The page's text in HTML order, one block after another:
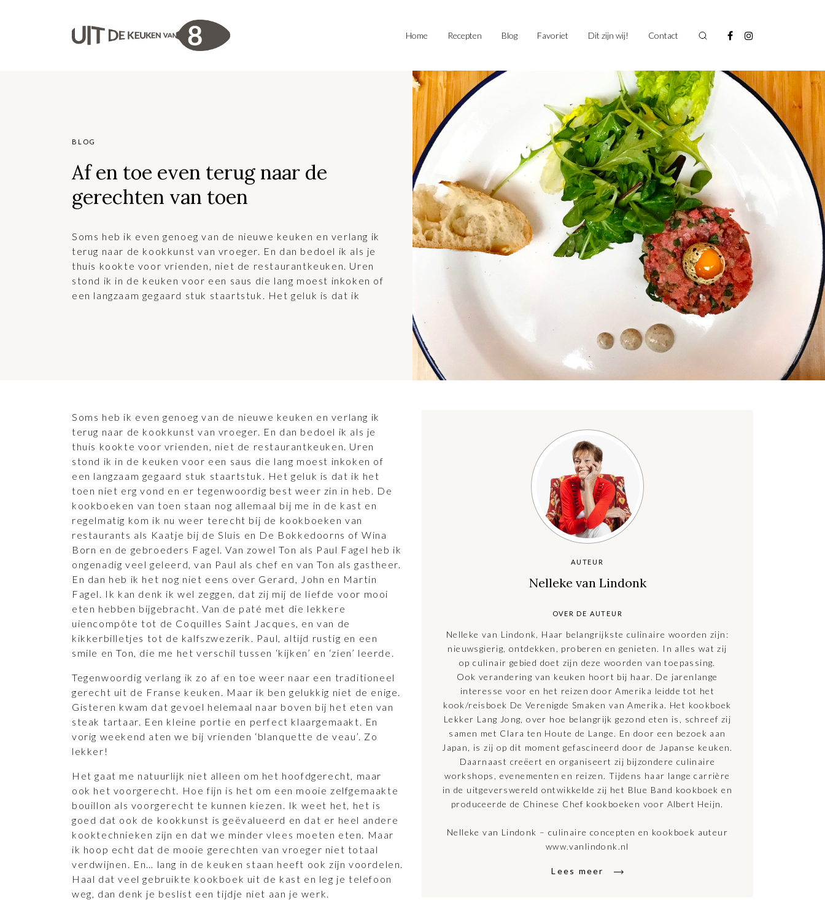
Home Recepten Blog Favoriet Dit zijn wij! Contact
BLOG
Af en toe even terug naar de
gerechten van toen
Soms heb ik even genoeg van de nieuwe keuken en verlang ik
terug naar de kookkunst van vroeger. En dan bedoel ik als je
thuis kookte voor vrienden, niet de restaurantkeuken. Uren
stond ik in de keuken voor een saus die lang moest inkoken of
een langzaam gegaard stuk staartstuk. Het geluk is dat ik
Soms heb ik even genoeg van de nieuwe keuken en verlang ik
terug naar de kookkunst van vroeger. En dan bedoel ik als je
thuis kookte voor vrienden, niet de restaurantkeuken. Uren
stond ik in de keuken voor een saus die lang moest inkoken of
een langzaam gegaard stuk staartstuk. Het geluk is dat ik het
toen niet erg vond en er tegenwoordig best weer zin in heb. De
kookboeken van toen staan nog allemaal bij me in de kast en
regelmatig kom ik nu weer terecht bij de kookboeken van
restaurants als Kaatje bij de Sluis en De Bokkedoorns of Wina
Born en de gebroeders Fagel. Van zowel Ton als Paul Fagel heb ik
ongenadig veel geleerd, van Paul als chef en van Ton als gastheer.
En dan heb ik het nog niet eens over Gerard, John en Martin
Fagel. Ik kan denk ik wel zeggen, dat zij mij de liefde voor mooi
eten hebben bijgebracht. Van de paté met die lekkere
uiencomp ôte tot de Coquilles Saint Jacques, en van de
kikkerbilletjes tot de kalfszwezerik. Paul, altijd rustig en een
smile en Ton, die me het verschil tussen ‘kijken’ en ‘zien’ leerde.
Tegenwoordig verlang ik zo af en toe weer naar een traditioneel
gerecht uit de Franse keuken. Maar ik ben gelukkig niet de enige.
Gisteren kwam dat gevoel helemaal naar boven bij het eten van
steak tartaar. Een kleine portie en perfect klaargemaakt. En
vorig weekend aten we bij vrienden ‘blanquette de veau’. Zo
lekker!
Het gaat me natuurlijk niet alleen om het hoofdgerecht, maar
ook het voorgerecht. Hoe fijn is het om een mooie zelfgemaakte
bouillon als voorgerecht te kunnen kiezen. Ik weet het, het is
goed dat ook de kookkunst is geëvalueerd en dat er heel andere
kooktechnieken zijn en dat we minder vlees moeten eten. Maar
ik hoop echt dat de mooie gerechten van vroeger niet totaal
verdwijnen. En… lang in de keuken staan heeft ook zijn voordelen.
Haal dat veel gebruikte kookboek uit de kast en leg je telefoon
weg, dan denk je beslist een tijdje niet aan je werk.
AUTEUR
Nelleke van Lindonk
OVER DE AUTEUR
Nelleke van Lindonk, Haar belangrijkste culinaire woorden zijn:
nieuwsgierig, ontdekken, proberen en genieten. In alles wat zij
op culinair gebied doet zijn deze woorden van toepassing.
Ook verandering van keuken hoort bij haar. De jarenlange
interesse voor en het reizen door Amerika leidde tot het
kook/reisboek De Verenigde Smaken van Amerika. Het kookboek
Lekker Lang Jong, over hoe belangrijk gezond eten is, schreef zij
samen met Clara ten Houte de Lange. En door een bezoek aan
Japan, is zij op dit moment gefascineerd door de Japanse keuken.
Daarnaast creëert en organiseert zij bijzondere culinaire
workshops, evenementen en reizen. Tijdens haar lange carrière
in de uitgeverswereld ontwikkelde zij het Blue Band kookboek en
produceerde de Chinese Chef kookboeken voor Albert Heijn.
Nelleke van Lindonk – culinaire concepten en kookboek auteur
www.vanlindonk.nl
Lees meer